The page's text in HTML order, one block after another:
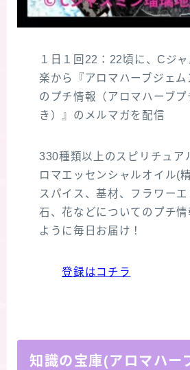
１日１回22：22頃に、Cジ
楽から『アロマハーブジェ
のプチ情報（アロマハーブ
き）』のメルマガを配信
330種類以上のスピリチュア
ロマエッセンシャルオイル(
スパイス、基材、フラワー
石、花などについてのプチ
ように毎日お届け！
登録はコチラ
知識の宝庫(アロマハー